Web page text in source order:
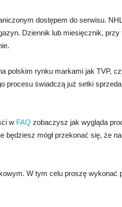
dostępem do serwisu.
Dziennik lub miesięcznik, przy
polskim rynku markami jak TVP,
procesu świadczą już setki
w FAQ zobaczysz jak wygląda
będziesz mógł przekonać się, że
W tym celu proszę wykonać